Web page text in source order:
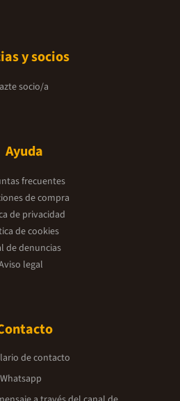
y socios
socio/a
Ayuda
frecuentes
de compra
de privacidad
de cookies
de denuncias
legal
de contacto
Whatsapp